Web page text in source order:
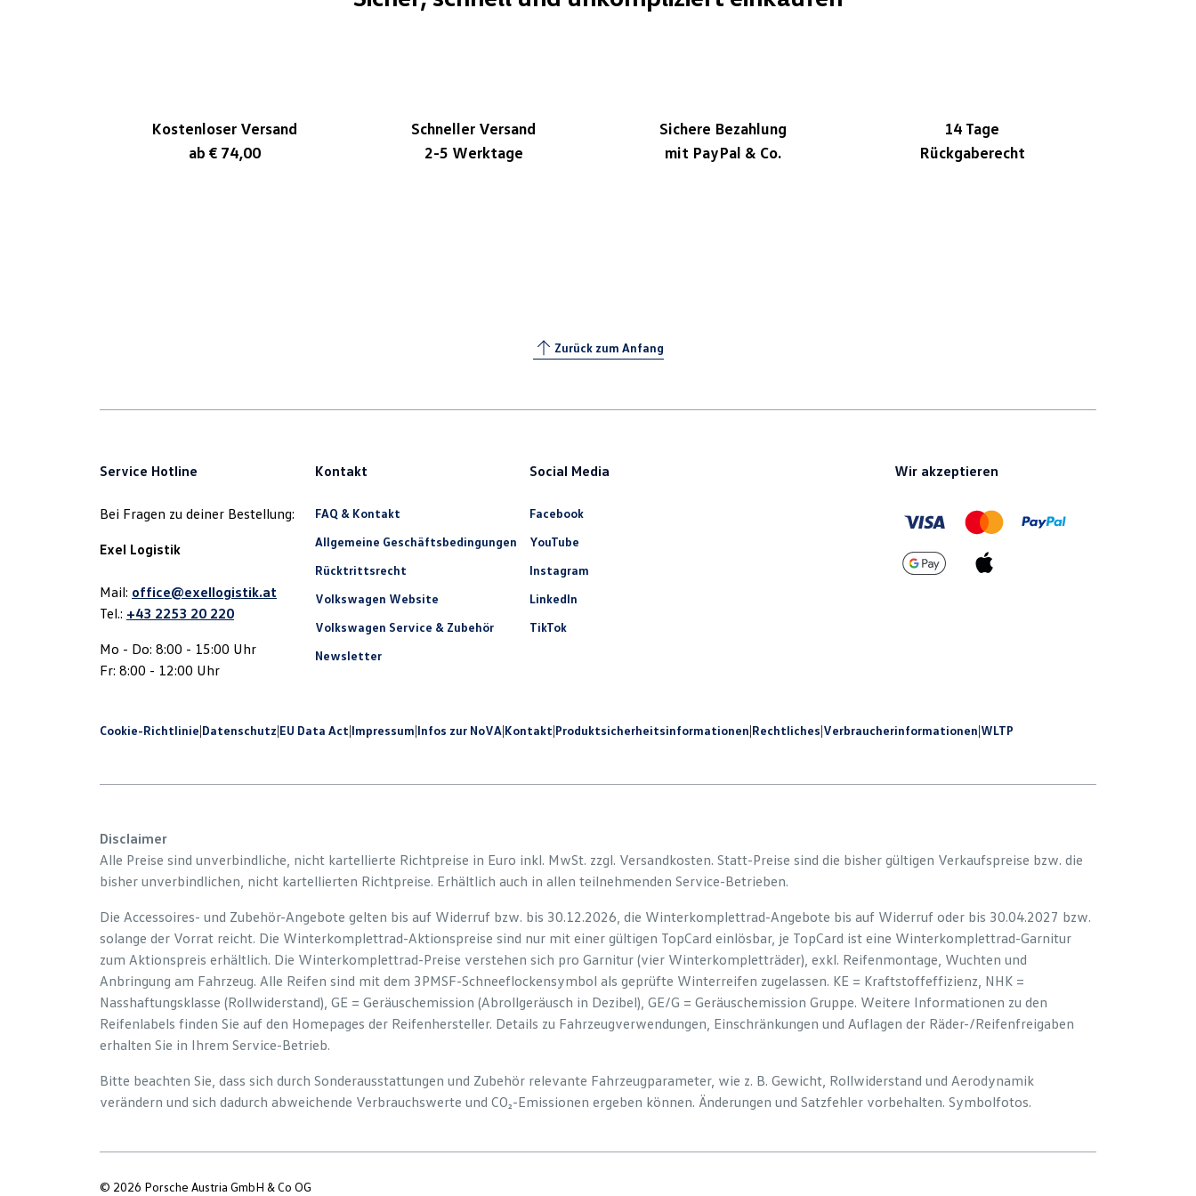
Kostenloser Versand
ab € 74,00
Schneller Versand
2-5 Werktage
Sichere Bezahlung
mit PayPal & Co.
14 Tage
Rückgaberecht
Zurück zum Anfang
Service Hotline
Bei Fragen zu deiner Bestellung:
Exel Logistik
Mail: office@exellogistik.at
Tel.: +43 2253 20 220
Mo - Do: 8:00 - 15:00 Uhr
Fr: 8:00 - 12:00 Uhr
Kontakt
FAQ & Kontakt
Allgemeine Geschäftsbedingungen
Rücktrittsrecht
Volkswagen Website
Volkswagen Service & Zubehör
Newsletter
Social Media
Facebook
YouTube
Instagram
LinkedIn
TikTok
Wir akzeptieren
Cookie-Richtlinie|Datenschutz|EU Data Act|Impressum|Infos zur NoVA|Kontakt|Produkt­sicherheits­informationen|Rechtliches|Verbraucherinformationen|WLTP
Disclaimer
Alle Preise sind unverbindliche, nicht kartellierte Richtpreise in Euro inkl. MwSt. zzgl. Versandkosten. Statt-Preise sind die bisher gültigen Verkaufspreise bzw. die
bisher unverbindlichen, nicht kartellierten Richtpreise. Erhältlich auch in allen teilnehmenden Service-Betrieben.
Die Accessoires- und Zubehör-Angebote gelten bis auf Widerruf bzw. bis 30.12.2026, die Winterkomplettrad-Angebote bis auf Widerruf oder bis 30.04.2027 bzw.
solange der Vorrat reicht. Die Winterkomplettrad-Aktionspreise sind nur mit einer gültigen TopCard einlösbar, je TopCard ist eine Winterkomplettrad-Garnitur
zum Aktionspreis erhältlich. Die Winterkomplettrad-Preise verstehen sich pro Garnitur (vier Winterkompletträder), exkl. Reifenmontage, Wuchten und
Anbringung am Fahrzeug. Alle Reifen sind mit dem 3PMSF-Schneeflockensymbol als geprüfte Winterreifen zugelassen. KE = Kraftstoffeffizienz, NHK =
Nasshaftungsklasse (Rollwiderstand), GE = Geräuschemission (Abrollgeräusch in Dezibel), GE/G = Geräuschemission Gruppe. Weitere Informationen zu den
Reifenlabels finden Sie auf den Homepages der Reifenhersteller. Details zu Fahrzeugverwendungen, Einschränkungen und Auflagen der Räder-/Reifenfreigaben
erhalten Sie in Ihrem Service-Betrieb.
Bitte beachten Sie, dass sich durch Sonderausstattungen und Zubehör relevante Fahrzeugparameter, wie z. B. Gewicht, Rollwiderstand und Aerodynamik
verändern und sich dadurch abweichende Verbrauchswerte und CO₂-Emissionen ergeben können. Änderungen und Satzfehler vorbehalten. Symbolfotos.
© 2026 Porsche Austria GmbH & Co OG